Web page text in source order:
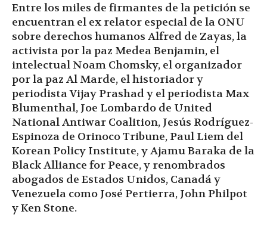
Entre los miles de firmantes de la petición se
encuentran el ex relator especial de la ONU
sobre derechos humanos Alfred de Zayas, la
activista por la paz Medea Benjamin, el
intelectual Noam Chomsky, el organizador
por la paz Al Marde, el historiador y
periodista Vijay Prashad y el periodista Max
Blumenthal, Joe Lombardo de United
National Antiwar Coalition, Jesús Rodríguez-
Espinoza de Orinoco Tribune, Paul Liem del
Korean Policy Institute, y Ajamu Baraka de la
Black Alliance for Peace, y renombrados
abogados de Estados Unidos, Canadá y
Venezuela como José Pertierra, John Philpot
y Ken Stone.